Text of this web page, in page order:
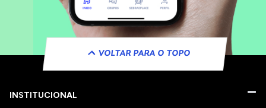
VOLTAR PARA O TOPO
INSTITUCIONAL